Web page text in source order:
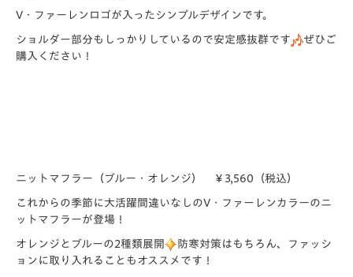
V・ファーレンロゴが入ったシンプルデザインです。
ショルダー部分もしっかりしているので安定感抜群です
ぜひご
購入ください！
ニットマフラー（ブルー・オレンジ） ￥3,560（税込）
これからの季節に大活躍間違いなしのV・ファーレンカラーのニ
ットマフラーが登場！
オレンジとブルーの2種類展開
防寒対策はもちろん、ファッシ
ョンに取り入れることもオススメです！